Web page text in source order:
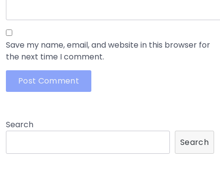
Save my name, email, and website in this browser for
the next time I comment.
Search
Search